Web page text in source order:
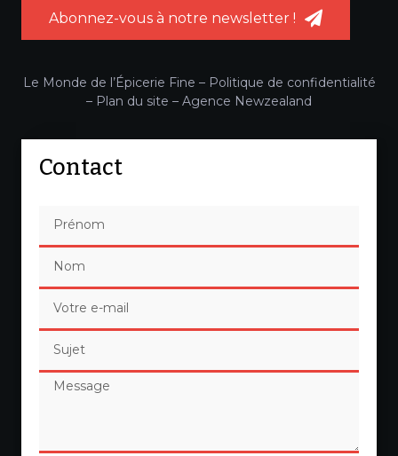
Abonnez-vous à notre newsletter !
Le Monde de l’Épicerie Fine – Politique de confidentialité
– Plan du site – Agence Newzealand
Contact